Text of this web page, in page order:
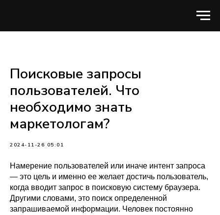
Поисковые запросы
пользователей. Что
необходимо знать
маркетологам?
2024-11-26 05:01
Намерение пользователей или иначе интент запроса
— это цель и именно ее желает достичь пользователь,
когда вводит запрос в поисковую систему браузера.
Другими словами, это поиск определенной
запрашиваемой информации. Человек постоянно